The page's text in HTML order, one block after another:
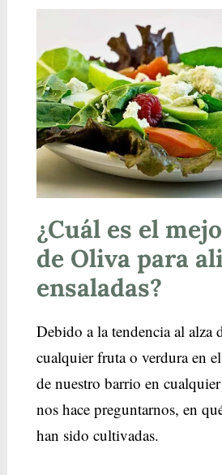
¿Cuál es el
de Oliva para
ensaladas?
Debido a la tendencia al alza
cualquier fruta o verdura en
de nuestro barrio en
nos hace preguntarnos, en
han sido cultivadas.